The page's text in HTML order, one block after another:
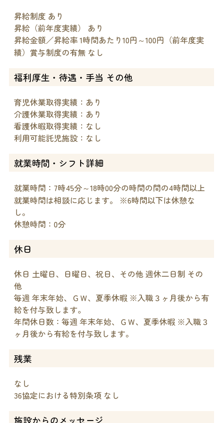
昇給制度 あり
昇給（前年度実績） あり
昇給金額／昇給率 1時間あたり10円～100円（前年度実
績）賞与制度の有無 なし
福利厚生・待遇・手当 その他
育児休業取得実績：あり
介護休業取得実績：あり
看護休暇取得実績：なし
利用可能託児施設：なし
就業時間・シフト詳細
就業時間：7時45分～18時00分の時間の間の4時間以上
就業時間は相談に応じます。 ※6時間以下は休憩な
し。
休憩時間：0分
休日
休日 土曜日、日曜日、祝日、その他 週休二日制 その
他
毎週 年末年始、ＧＷ、夏季休暇 ※入職３ヶ月後から有
給を付与致します。
年間休日数：毎週 年末年始、ＧＷ、夏季休暇 ※入職３
ヶ月後から有給を付与致します。
残業
なし
36協定における特別条項 なし
施設からのメッセージ